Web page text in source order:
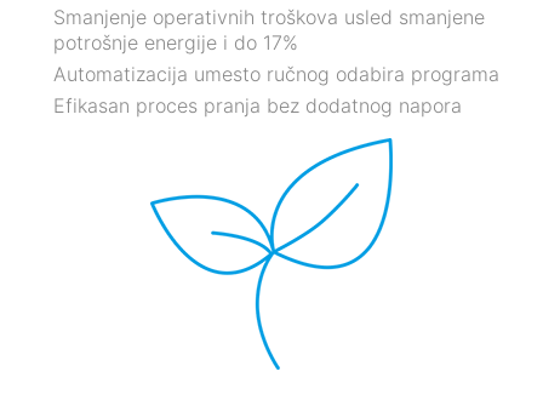
Smanjenje operativnih troškova usled smanjene
potrošnje energije i do 17%
Automatizacija umesto ručnog odabira programa
Efikasan proces pranja bez dodatnog napora